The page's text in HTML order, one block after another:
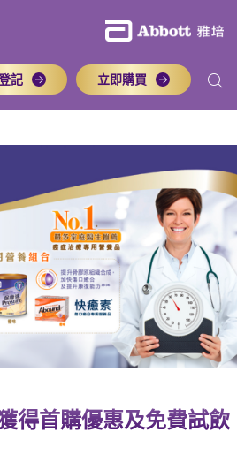
記 立即購買
得首購優惠及免費試飲